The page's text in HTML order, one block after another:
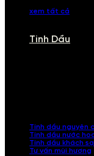
xem tất cả
Tinh Dầu
Tinh dầu nguyên
Tinh dầu nước
Tinh dầu khách
Tư vấn mùi hương